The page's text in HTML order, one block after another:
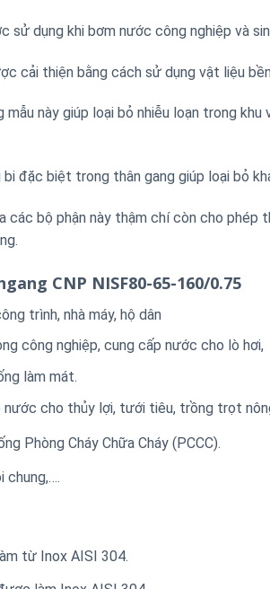
sử dụng khi bơm nước công nghiệp và
cải thiện bằng cách sử dụng vật liệu
này giúp loại bỏ nhiễu loạn trong
đặc biệt trong thân gang giúp loại bỏ
các bộ phận này thậm chí còn cho phép
CNP NISF80-65-160/0.75
trình, nhà máy, hộ dân
công nghiệp, cung cấp nước cho lò hơi,
làm mát.
cho thủy lợi, tưới tiêu, trồng trọt
Phòng Cháy Chữa Cháy (PCCC).
chung,….
từ Inox AISI 304.